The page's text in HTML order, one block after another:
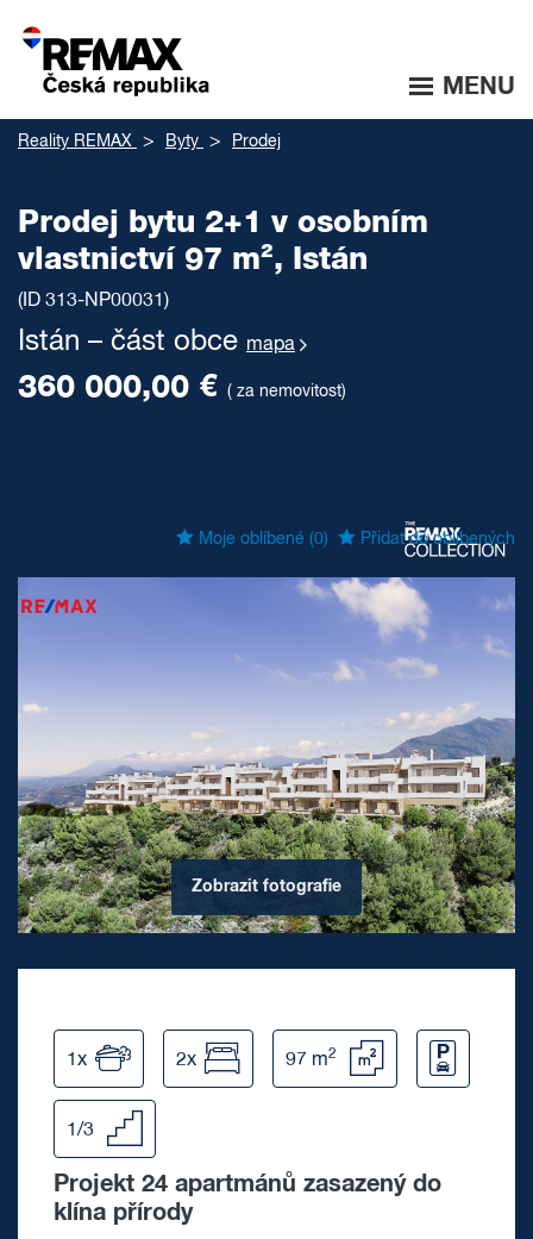
MENU
Reality REMAX Byty Prodej
Prodej bytu 2+1 v osobním
vlastnictví 97 m², Istán
(ID 313-NP00031)
Istán – část obce mapa
360 000,00 € ( za nemovitost)
Moje oblíbené (0) Přidat do oblíbených
Zobrazit fotografie
1x 2x 97 m2
1/3
Projekt 24 apartmánů zasazený do
klína přírody